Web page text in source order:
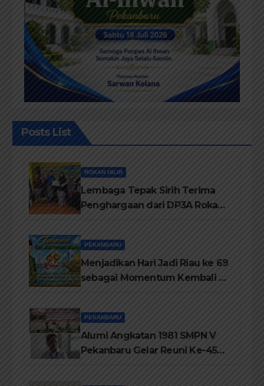
Posts List
ROKAN HILIR
Lembaga Tepak Sirih Terima
Penghargaan dari DP3A Rokan
PEKANBARU
Menjadikan Hari Jadi Riau ke 69
sebagai Momentum Kembali ke
PEKANBARU
Alumi Angkatan 1981 SMPN V
Pekanbaru Gelar Reuni Ke-45